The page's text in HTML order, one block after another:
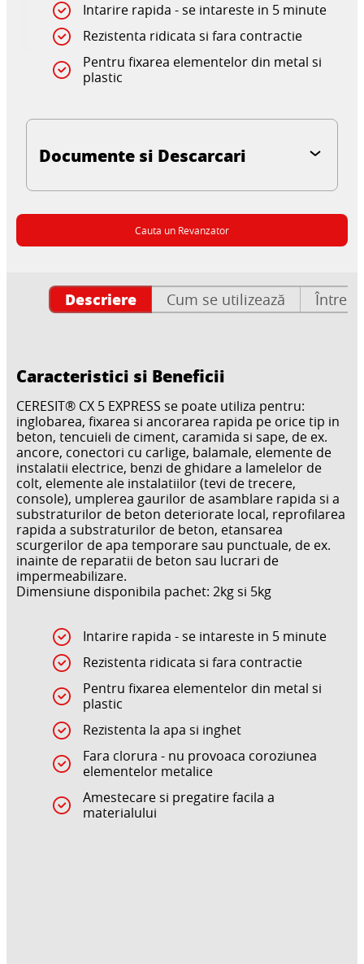
Intarire rapida - se intareste in 5 minute
Rezistenta ridicata si fara contractie
Pentru fixarea elementelor din metal si
plastic
Documente si Descarcari
Cauta un Revanzator
Descriere Cum se utilizează
Caracteristici si Beneficii
CERESIT® CX 5 EXPRESS se poate utiliza pentru:
inglobarea, fixarea si ancorarea rapida pe orice tip in
beton, tencuieli de ciment, caramida si sape, de ex.
ancore, conectori cu carlige, balamale, elemente de
instalatii electrice, benzi de ghidare a lamelelor de
colt, elemente ale instalatiilor (tevi de trecere,
console), umplerea gaurilor de asamblare rapida si a
substraturilor de beton deteriorate local, reprofilarea
rapida a substraturilor de beton, etansarea
scurgerilor de apa temporare sau punctuale, de ex.
inainte de reparatii de beton sau lucrari de
impermeabilizare.
Dimensiune disponibila pachet: 2kg si 5kg
Intarire rapida - se intareste in 5 minute
Rezistenta ridicata si fara contractie
Pentru fixarea elementelor din metal si
plastic
Rezistenta la apa si inghet
Fara clorura - nu provoaca coroziunea
elementelor metalice
Amestecare si pregatire facila a
materialului